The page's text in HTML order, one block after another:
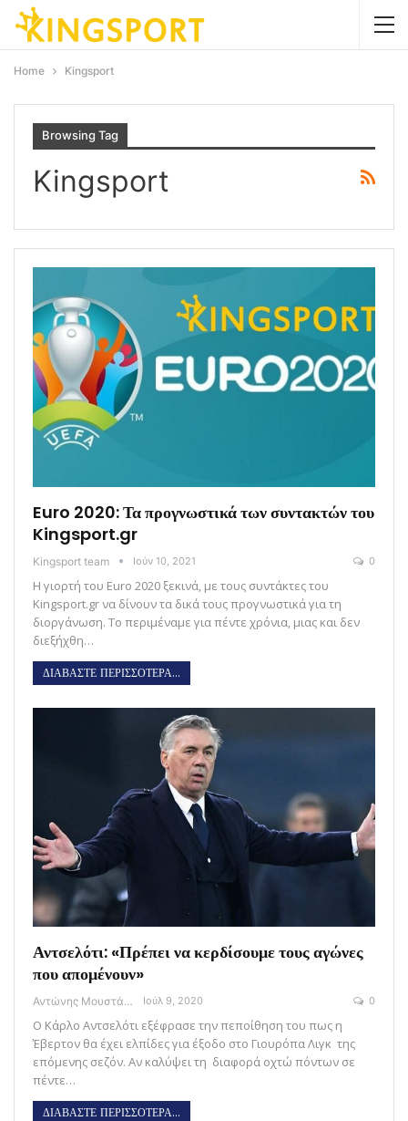
Home Kingsport
Browsing Tag
Kingsport
Euro 2020: Τα προγνωστικά των συντακτών του
Kingsport.gr
Kingsport team Ιούν 10, 2021 0
Η γιορτή του Euro 2020 ξεκινά, με τους συντάκτες του
Kingsport.gr να δίνουν τα δικά τους προγνωστικά για τη
διοργάνωση. Το περιμέναμε για πέντε χρόνια, μιας και δεν
διεξήχθη…
ΔΙΑΒΑΣΤΕ ΠΕΡΙΣΣΟΤΕΡΑ...
Αντσελότι: «Πρέπει να κερδίσουμε τους αγώνες
που απομένουν»
Αντώνης Μουστάκας Ιούλ 9, 2020 0
Ο Κάρλο Αντσελότι εξέφρασε την πεποίθηση του πως η
Έβερτον θα έχει ελπίδες για έξοδο στο Γιουρόπα Λιγκ της
επόμενης σεζόν. Αν καλύψει τη διαφορά οχτώ πόντων σε
πέντε…
ΔΙΑΒΑΣΤΕ ΠΕΡΙΣΣΟΤΕΡΑ...